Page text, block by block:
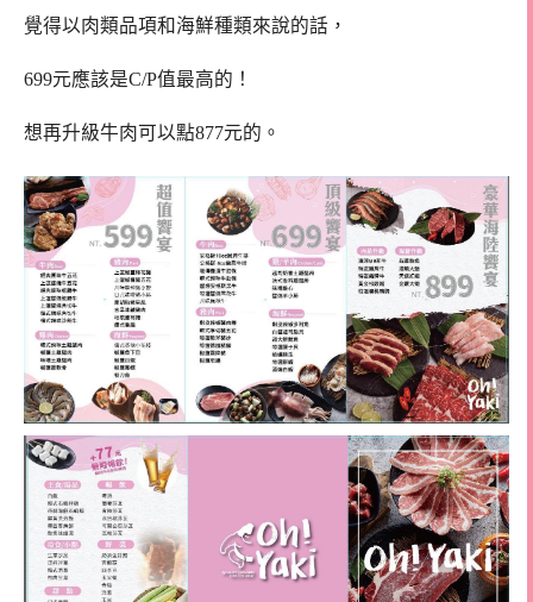
覺得以肉類品項和海鮮種類來說的話，
699元應該是C/P值最高的！
想再升級牛肉可以點877元的。